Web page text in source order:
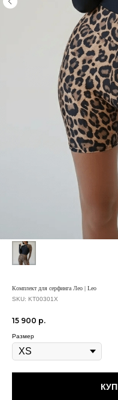
Комплект для серфинга Лео | Leo
SKU: KT00301X
15 900 р.
Размер